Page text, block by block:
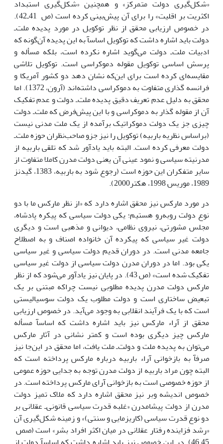
«شکل‌گیرى دولت متمرکز» و همچنین «شکل‌گیرى استبداد
اکثریت بر اقلیت» را براى آن پیش‌بینى کرده است (ص 41ـ42).
در خصوص ارزیابى محقق از نظر توکویل در مورد پدیده ملت‌ـ
دولت باید اشاره داشت که توکویل اساسآ به این پدیده آن‌گونه که
ادبیات ملت‌ـ دولت مى‌گوید اشاره نکرده است، بلکه مسأله و
پرسش اساسى توکویل مقوله دموکراسى است. توکویل تلاشى
مقایسه‌اى کرده است براى این‌که نشان دهد دو کشور آمریکا و
فرانسه گذارى متفاوت به دموکراسى داشته‌اند (آرون، 1372). اما
محقق به دلیل عدم تعریف دقیق پدیده ملت‌ـ دولت و عدم تفکیک
آن از مقوله گذار به دموکراسى و با این پیش‌فرض که ملت‌ـ دولت
چیزى جز یک دولت دموکراتیک برآمده از یک ملت مدنى نیست
(براساس نظریه باربیه) توکویل را نیز جزو صاحب‌نظران حوزه ملت‌ـ
دولت معرفى کرده است. البته باید یادآور شد که تلقى باربیه از
مدرنیته سیاسى و نمود عینى آن یعنى دولت مدرن کاملا متفاوت از
سایر متفکران این حوزه است (رجوع شود به باربیه، 1383، گیدنز
1989، موریس 1998، هکتر2000).
در مورد مارکس نیز محقق اشاره دارد که «از نظر مارکس ما با دو
نوع دولت روبه‌رو هستیم؛ یکى دولت سیاسى که پیکره پادشاه،
مجلس مشورتى، نیروى نظامى، دیوانى و مذهبى است و دیگرى
دولت غیر سیاسى که پیکرده آن خانواده اصناف و به اصطلاح
جامعه مدنى است. در دوران قدیم دولت سیاسى و غیر سیاسى
یکى بود. اما در دوران مدرن دولت سیاسى از دولت غیر سیاسى
تفکیک شده است» (ص 43). در پایان نیز یادآور مى‌شود که از نظر
مارکس دولت مدرن پدیده مطلوبى نیست چراکه مبتنى بر یک
تبعیض ساختارى است و دولت مطلوب یک دولت سوسیالیستى
است که با یک فرآیند انقلابى به وجود مى‌آید. در خصوص ارزیابى
محقق از آراء مارکس نیز باید اشاره داشت که اساسآ مسأله
مارکس چیز دیگرى بوده است و کمتر نشانى در آثار مارکس
مى‌توان به پدیده ملت و دولت‌ـ ملت یافت، اما محقق در این‌جا نیز
صرفآ به بازخوانى آراء باربیه درباره مارکس پرداخته است که
البته چون مراد باربیه از دولت مدرن توجه به جدایى حوزه عمومى
از حوزه خصوصى است به بازخوانى آراى مارکس پرداخته است. در
خصوص اندیشه وبر نیز محقق اشاره دارد که ملاک تمیز دولت
مدرن از دولت پیشامدرن «غلبه قدرت سیاسى قانونی‌ـ عقلانى بر
دو نوع قدرت سیاسى (کاریزمایى و سنتى)» و زمینه شکل‌گیرى آن
«رشد فزاینده رفتار عقلانى در میان اکثر افراد بشر» است (صص